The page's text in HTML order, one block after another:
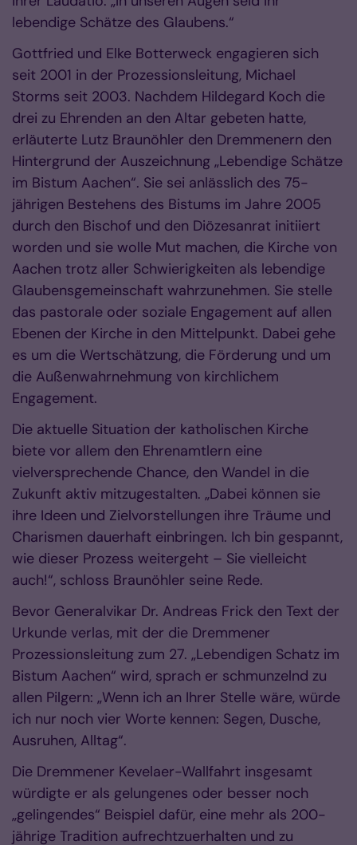
lebendige Schätze des Glaubens.“
Gottfried und Elke Botterweck engagieren sich
seit 2001 in der Prozessionsleitung, Michael
Storms seit 2003. Nachdem Hildegard Koch die
drei zu Ehrenden an den Altar gebeten hatte,
erläuterte Lutz Braunöhler den Dremmenern den
Hintergrund der Auszeichnung „Lebendige Schätze
im Bistum Aachen“. Sie sei anlässlich des 75-
jährigen Bestehens des Bistums im Jahre 2005
durch den Bischof und den Diözesanrat initiiert
worden und sie wolle Mut machen, die Kirche von
Aachen trotz aller Schwierigkeiten als lebendige
Glaubensgemeinschaft wahrzunehmen. Sie stelle
das pastorale oder soziale Engagement auf allen
Ebenen der Kirche in den Mittelpunkt. Dabei gehe
es um die Wertschätzung, die Förderung und um
die Außenwahrnehmung von kirchlichem
Engagement.
Die aktuelle Situation der katholischen Kirche
biete vor allem den Ehrenamtlern eine
vielversprechende Chance, den Wandel in die
Zukunft aktiv mitzugestalten. „Dabei können sie
ihre Ideen und Zielvorstellungen ihre Träume und
Charismen dauerhaft einbringen. Ich bin gespannt,
wie dieser Prozess weitergeht – Sie vielleicht
auch!“, schloss Braunöhler seine Rede.
Bevor Generalvikar Dr. Andreas Frick den Text der
Urkunde verlas, mit der die Dremmener
Prozessionsleitung zum 27. „Lebendigen Schatz im
Bistum Aachen“ wird, sprach er schmunzelnd zu
allen Pilgern: „Wenn ich an Ihrer Stelle wäre, würde
ich nur noch vier Worte kennen: Segen, Dusche,
Ausruhen, Alltag“.
Die Dremmener Kevelaer-Wallfahrt insgesamt
würdigte er als gelungenes oder besser noch
„gelingendes“ Beispiel dafür, eine mehr als 200-
jährige Tradition aufrechtzuerhalten und zu